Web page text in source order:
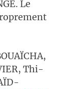
Le
Thi-